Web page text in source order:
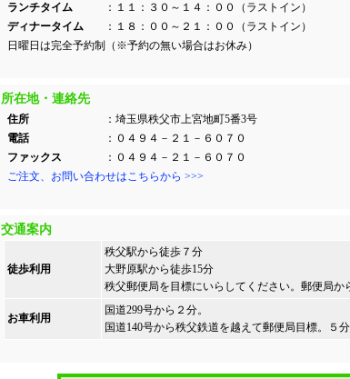
ランチタイム
：１１：３０～１４：００（ラストイン）
ディナータイム
：１８：００～２１：００（ラストイン）
日曜日は完全予約制（※予約の無い場合はお休み）
所在地・連絡先
住所
：埼玉県秩父市上宮地町5番3号
電話
：０４９４－２１－６０７０
ファックス
：０４９４－２１－６０７０
ご注文、お問い合わせはこちらから >>>
交通案内
徒歩利用
秩父駅から徒歩７分
大野原駅から徒歩15分
秩父郵便局を目標にいらしてください。郵便局か
お車利用
国道299号から２分。
国道140号から秩父鉄道を越えて郵便局目標。５分